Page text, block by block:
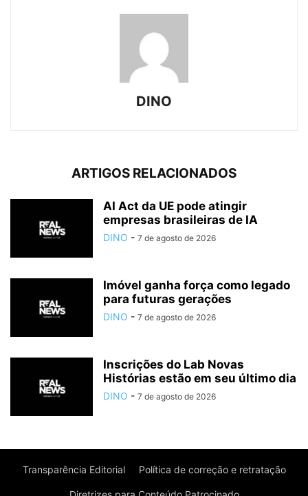
DINO
ARTIGOS RELACIONADOS
AI Act da UE pode atingir
empresas brasileiras de IA
DINO - 7 de agosto de 2026
Imóvel ganha força como legado
para futuras gerações
DINO - 7 de agosto de 2026
Inscrições do Lab Novas
Histórias estão em seu último dia
DINO - 7 de agosto de 2026
Transparência Editorial Política de correção e retratação